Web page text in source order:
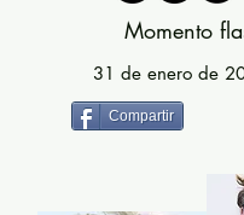
Momento
31 de enero de
Compartir